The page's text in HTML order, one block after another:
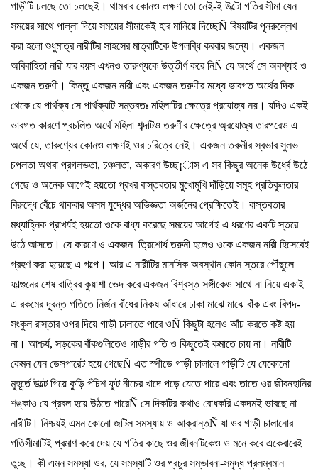
গাড়ীটি চলছে তো চলছেই। থামবার কোনও লক্ষণ তো নেই-ই উল্টো গতির সীমা যেন
সময়ের সাথে পাল্লা দিয়ে সময়ের সীমাকেই হার মানিয়ে দিচ্ছেÑ বিষয়টির পূনরুল্লেখ
করা হলো শুধুমাত্র নারীটির সাহসের মাত্রাটিকে উপলব্ধি করবার জন্যে। একজন
অবিবাহিতা নারী যার বয়স এখনও তারুণ্যকে উত্তীর্ণ করে নিÑ যে অর্থে সে অবশ্যই ও
একজন তরুণী। কিন্তু একজন নারী এবং একজন তরুণীর মধ্যে ভাবগত অর্থের দিক
থেকে যে পার্থক্য সে পার্থক্যটি সম্ভবতঃ মহিলাটির ক্ষেত্রে প্রযোজ্য নয়। যদিও একই
ভাবগত কারণে প্রচলিত অর্থে মহিলা শব্দটিও তরুণীর ক্ষেত্রে অ্রযোজ্য তারপরেও এ
অর্থে যে,তারুণ্যের কোনও লক্ষণই ওর চরিত্রে নেই। একজন তরুনীর স্বভাব সুলভ
চপলতা অথবা প্রগলভতা, চঞ্চলতা, অকারণ উচ্ছ¡াস এ সব কিছুর অনেক উর্ধ্বে উঠে
গেছে ও অনেক আগেই হয়তো প্রখর বাস্তবতার মুখোমুখি দাঁড়িয়ে সমূহ প্রতিকুলতার
বিরুদ্ধে বেঁচে থাকবার অসম যুদ্ধের অভিজ্ঞতা অর্জনের প্রেক্ষিতেই। বাস্তবতার
মধ্যাহ্নিক প্রাখর্যই হয়তো ওকে বাধ্য করেছে সময়ের আগেই এ ধরণের একটি স্তরে
উঠে আসতে। যে কারণে ও একজন ত্রিশোর্ধ তরুনী হলেও ওকে একজন নারী হিসেবেই
গ্রহণ করা হয়েছে এ গল্পে। আর এ নারীটির মানসিক অবস্থান কোন স্তরে পৌঁছুলে
ফাল্গুনের শেষ রাত্রির কুয়াশা ভেদ করে একজন বিশ্বস্ত সঙ্গীকেও সাথে না নিয়ে একাই
এ রকমের দূরন্ত গতিতে নির্জন বাঁধের নিকষ আঁধারে ঢাকা মাঝে মাঝে বাঁক এবং বিপদ-
সংকুল রাস্তার ওপর দিয়ে গাড়ী চালাতে পারে ওÑ কিছুটা হলেও আঁচ করতে কষ্ট হয়
না। আশ্চর্য, সড়কের বাঁকগুলিতেও গাড়ীর গতি ও কিছুতেই কমাতে চায় না। নারীটি
কেমন যেন ডেসপারেট হয়ে গেছেÑ এত স্পীডে গাড়ী চালালে গাড়ীটি যে যেকোনো
মুহূর্তে উল্টে গিয়ে কুড়ি পঁচিশ ফুট নীচের খাদে পড়ে যেতে পারে এবং তাতে ওর জীবনহানির
শঙ্কাও যে প্রবল হয়ে উঠতে পারেÑ সে দিকটির কথাও বোধকরি একদমই ভাবছে না
নারীটি। নিশ্চয়ই এমন কোনো জটিল সমস্যায় ও আক্রান্তÑ যা ওর গাড়ী চালানোর
গতিসীমাটিই প্রমাণ করে দেয় যে গতির কাছে ওর জীবনটিকেও ও মনে করে একেবারেই
তুচ্ছ। কী এমন সমস্যা ওর, যে সমস্যাটি ওর প্রচুর সম্ভাবনা-সমৃদ্ধ প্রলম্বমান